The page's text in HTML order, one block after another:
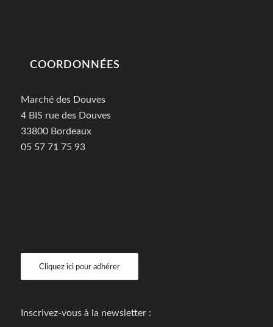
COORDONNÉES
Marché des Douves
4 BIS rue des Douves
33800 Bordeaux
05 57 71 75 93
Cliquez ici pour adhérer
Inscrivez-vous à la newsletter :